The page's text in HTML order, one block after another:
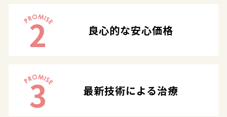
2 良心的な安心価格
3 最新技術による治療